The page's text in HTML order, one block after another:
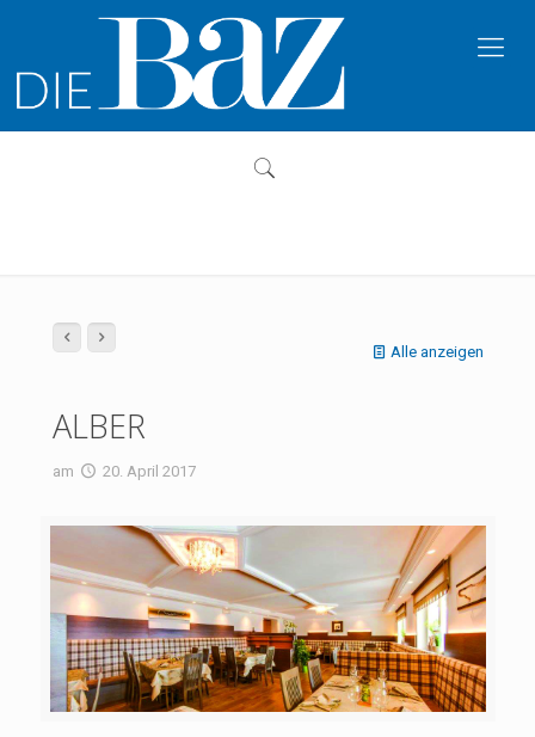
Alle anzeigen
ALBER
am 20. April 2017